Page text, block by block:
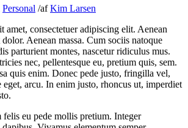
Personal /afKim Larsen
amet, consectetuer adipiscing elit. Aenean
Aenean massa. Cum sociis natoque
parturient montes, nascetur ridiculus mus.
nec, pellentesque eu, pretium quis, sem.
quis enim. Donec pede justo, fringilla vel,
eget, arcu. In enim justo, rhoncus ut, imperdiet
eu pede mollis pretium. Integer